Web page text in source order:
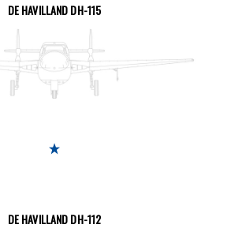
DE HAVILLAND DH-115
DE HAVILLAND DH-112